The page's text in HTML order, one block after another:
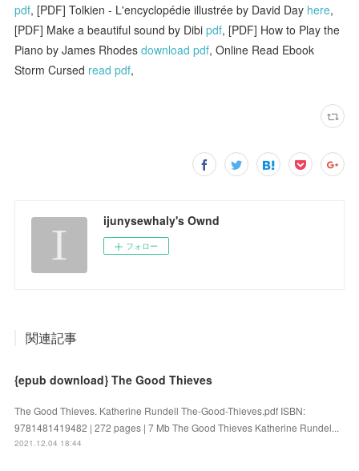
pdf, [PDF] Tolkien - L'encyclopédie illustrée by David Day here,
[PDF] Make a beautiful sound by Dibipdf, [PDF] How to Play the
Piano by James Rhodesdownload pdf, Online Read Ebook
Storm Cursed read pdf,
ijunysewhaly's Ownd
フォロー
関連記事
{epub download} The Good Thieves
The Good Thieves. Katherine Rundell The-Good-Thieves.pdf ISBN:
9781481419482 | 272 pages | 7 Mb The Good Thieves Katherine Rundel...
2021.12.04 18:44